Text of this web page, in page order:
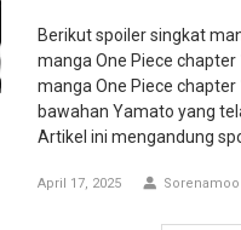
Berikut spoiler singkat
manga One Piece chapter
manga One Piece
bawahan Yamato yang
Artikel ini mengandung
April 17, 2025 Sorenamoo